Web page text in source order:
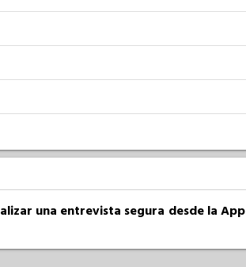
una entrevista segura desde la App